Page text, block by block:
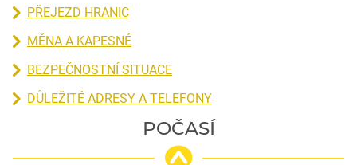
PŘEJEZD HRANIC
MĚNA A KAPESNÉ
BEZPEČNOSTNÍ SITUACE
DŮLEŽITÉ ADRESY A TELEFONY
POČASÍ